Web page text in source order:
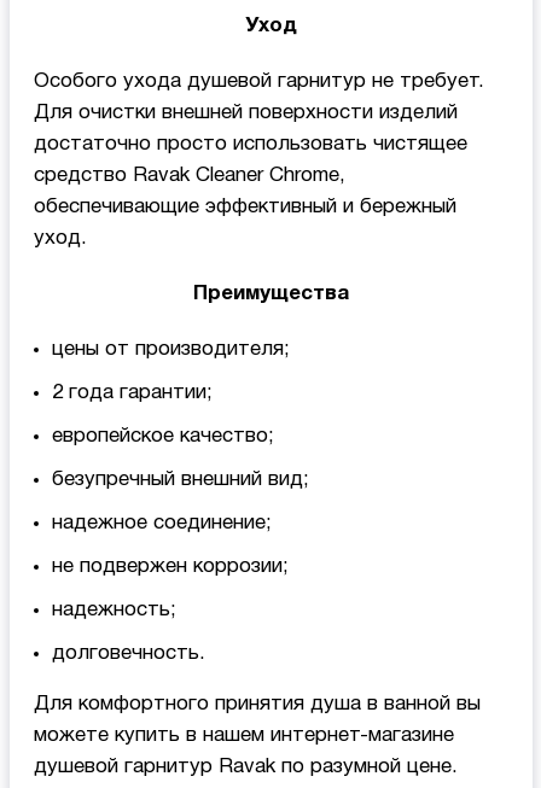
Уход
Особого ухода душевой гарнитур не требует.
Для очистки внешней поверхности изделий
достаточно просто использовать чистящее
средство Ravak Cleaner Chrome,
обеспечивающие эффективный и бережный
уход.
Преимущества
цены от производителя;
2 года гарантии;
европейское качество;
безупречный внешний вид;
надежное соединение;
не подвержен коррозии;
надежность;
долговечность.
Для комфортного принятия душа в ванной вы
можете купить в нашем интернет-магазине
душевой гарнитур Ravak по разумной цене.